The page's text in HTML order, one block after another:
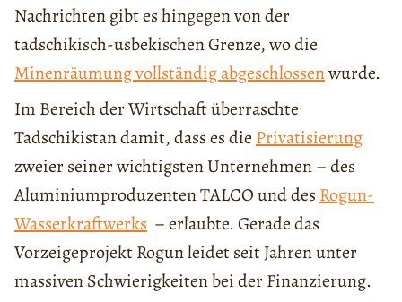
Nachrichten gibt es hingegen von der
tadschikisch-usbekischen Grenze, wo die
Minenräumung vollständig abgeschlossenwurde.
Im Bereich der Wirtschaft überraschte
Tadschikistan damit, dass es die Privatisierung
zweier seiner wichtigsten Unternehmen – des
Aluminiumproduzenten TALCO und des Rogun-
Wasserkraftwerks – erlaubte. Gerade das
Vorzeigeprojekt Rogun leidet seit Jahren unter
massiven Schwierigkeiten bei der Finanzierung.